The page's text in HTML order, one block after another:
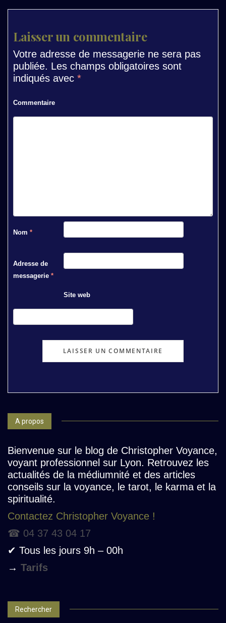
Laisser un commentaire
Votre adresse de messagerie ne sera pas
publiée. Les champs obligatoires sont
indiqués avec *
Commentaire
Nom *
Adresse de
messagerie *
Site web
A propos
Bienvenue sur le blog de Christopher Voyance,
voyant professionnel sur Lyon. Retrouvez les
actualités de la médiumnité et des articles
conseils sur la voyance, le tarot, le karma et la
spiritualité.
Contactez Christopher Voyance !
☎ 04 37 43 04 17
✔ Tous les jours 9h – 00h
→ Tarifs
Rechercher